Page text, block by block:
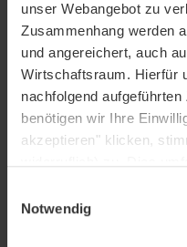
unser Webangebot zu
Zusammenhang werden
und angereichert, auch
Wirtschaftsraum. Hierfür
nachfolgend
benötigen wir Ihre
akzeptieren" klicken,
Einstellungen ändern
Notwendig
Produktgruppe
Objektart
Dachform
Farbe
Oberfläche
Objektstil